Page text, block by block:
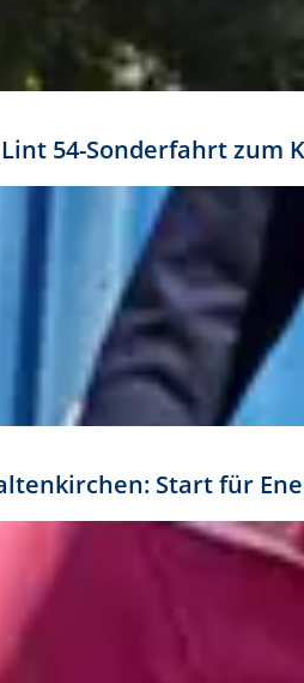
54-Sonderfahrt
Start für